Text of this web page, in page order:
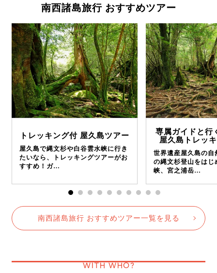
南西諸島旅行 おすすめツアー
トレッキング付 屋久島ツアー
屋久島で縄文杉や白谷雲水峡に行き
たいなら、トレッキングツアーがお
すすめ！ガ…
専属ガイドと行
屋久島トレッ
世界遺産屋久島の自
の縄文杉登山をはじ
峡、宮之浦岳…
南西諸島旅行 おすすめツアー一覧を見る
WITH WHO?